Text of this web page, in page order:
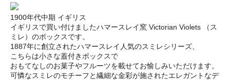
1900年代中期 イギリス
イギリスで買い付けましたハマースレイ窯 Victorian Violets （ス
ミレ）のボックスです。
1887年に創立されたハマースレイ人気のスミレシリーズ、
こちらは小さな蓋付きボックスで
おもてなしのお菓子やフルーツを載せてお愉しみいただけます。
可憐なスミレのモチーフと繊細な金彩が施されたエレガントなデ